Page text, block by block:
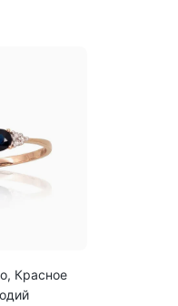
Красное